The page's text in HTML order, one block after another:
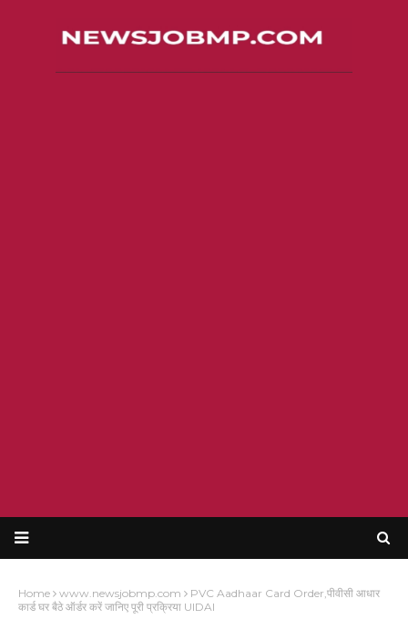
Home www.newsjobmp.com
PVC Aadhaar Card Order,पीवीसी आधार
कार्ड घर बैठे ऑर्डर करें जानिए पूरी प्रक्रिया UIDAI